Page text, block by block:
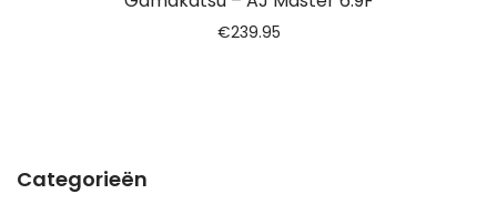
€239.95
Categorieën